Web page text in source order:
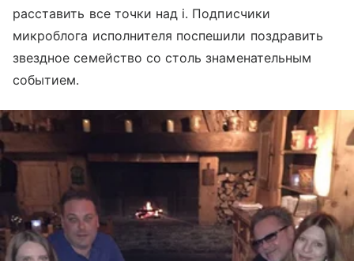
расставить все точки над i. Подписчики
микроблога исполнителя поспешили поздравить
звездное семейство со столь знаменательным
событием.